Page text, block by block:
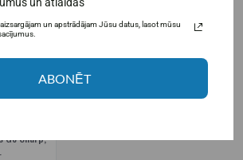
Go Sharp,
un apstrādājam Jūsu datus, lasot mūsu
ABONĒT